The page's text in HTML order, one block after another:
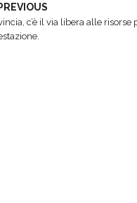
PREVIOUS
c’è il via libera alle risorse